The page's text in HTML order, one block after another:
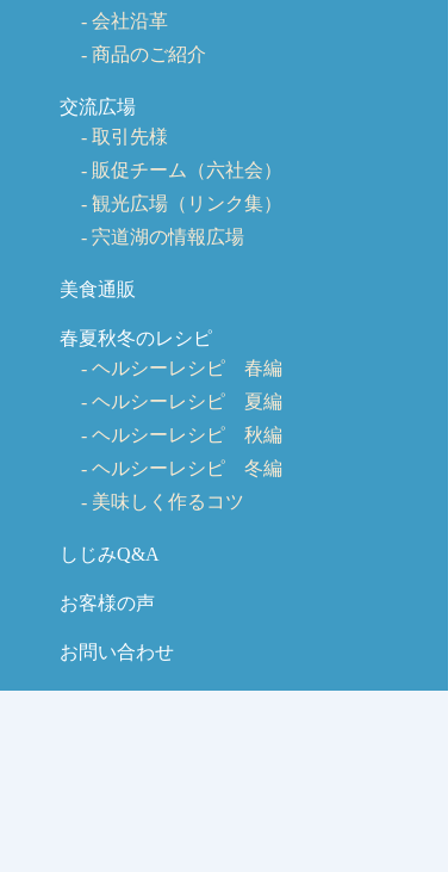
会社沿革
商品のご紹介
交流広場
取引先様
販促チーム（六社会）
観光広場（リンク集）
宍道湖の情報広場
美食通販
春夏秋冬のレシピ
ヘルシーレシピ 春編
ヘルシーレシピ 夏編
ヘルシーレシピ 秋編
ヘルシーレシピ 冬編
美味しく作るコツ
しじみQ&A
お客様の声
お問い合わせ